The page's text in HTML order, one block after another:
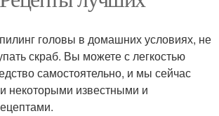
головы в домашних условиях, не
скраб. Вы можете с легкостью
самостоятельно, и мы сейчас
некоторыми известными и